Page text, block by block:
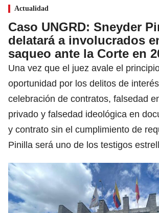
Actualidad
Caso UNGRD: Sneyder
delatará a involucrados
saqueo ante la Corte en
Una vez que el juez avale el
oportunidad por los delitos de
celebración de contratos, falsedad
privado y falsedad ideológica en
y contrato sin el cumplimiento de
Pinilla será uno de los testigos